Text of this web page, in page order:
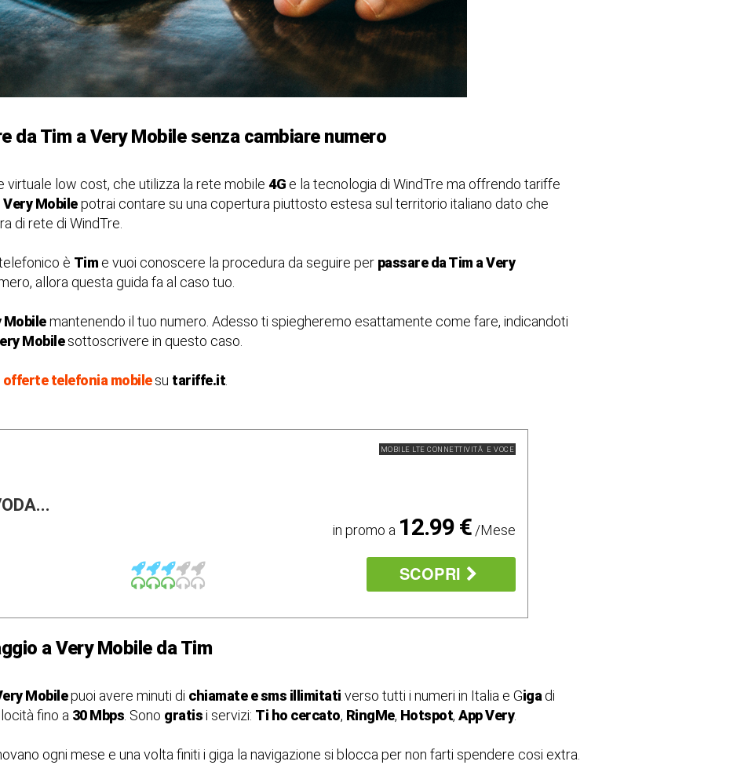
da Tim a Very Mobile senza cambiare numero
virtuale low cost, che utilizza la rete mobile 4G e la tecnologia di WindTre ma offrendo tariffe
Very Mobilepotrai contare su una copertura piuttosto estesa sul territorio italiano dato che
di rete di WindTre.
è Tim e vuoi conoscere la procedura da seguire per passare da Tim a Very
allora questa guida fa al caso tuo.
Mobilemantenendo il tuo numero. Adesso ti spiegheremo esattamente come fare, indicandoti
Mobilesottoscrivere in questo caso.
offerte telefonia mobilesu tariffe.it
MOBILE LTE CONNETTIVITÃ E VOCE
in promo a 12.99 € /Mese
SCOPRI
a Very Mobile da Tim
Mobilepuoi avere minuti di chiamate e sms illimitati verso tutti i numeri in Italia e Giga di
fino a 30 Mbps . Sono gratisi servizi: Ti ho cercato, RingMe, Hotspot, App Very.
ogni mese e una volta finiti i giga la navigazione si blocca per non farti spendere cosi extra.